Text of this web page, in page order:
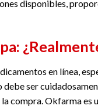
disponibles,
en línea,
ser
compra. Okfarma